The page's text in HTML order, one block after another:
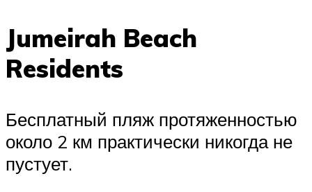
Jumeirah Beach
Residents
Бесплатный пляж протяженностью
около 2 км практически никогда не
пустует.